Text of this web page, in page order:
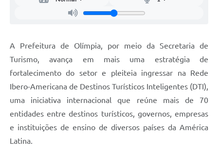
A Prefeitura de Olímpia, por meio da Secretaria de
Turismo, avança em mais uma estratégia de
fortalecimento do setor e pleiteia ingressar na Rede
Ibero-Americana de Destinos Turísticos Inteligentes (DTI),
uma iniciativa internacional que reúne mais de 70
entidades entre destinos turísticos, governos, empresas
e instituições de ensino de diversos países da América
Latina.